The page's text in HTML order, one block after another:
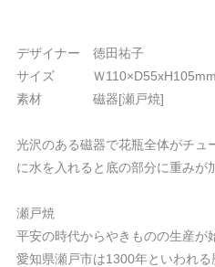
デザイナー 徳田祐子
サイズ Ｗ110×D55xH105mm
素材 磁器[瀬戸焼]
光沢のある磁器で花瓶全体がチュ
に水を入れると底の部分に重みが
瀬戸焼
平安の時代からやきものの生産が
愛知県瀬戸市は1300年といわれ